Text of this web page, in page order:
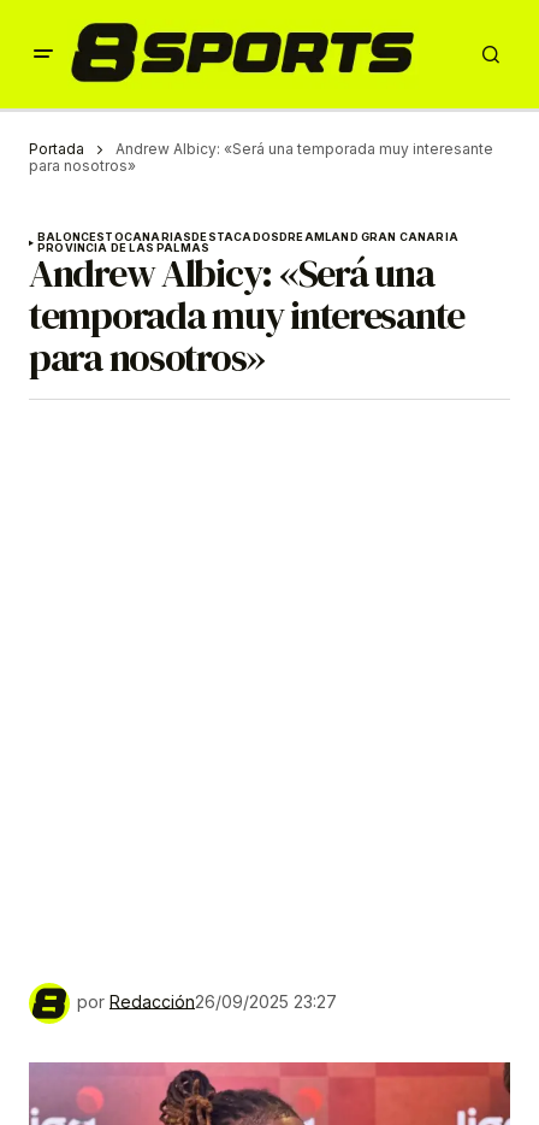
Portada
Andrew Albicy: «Será una temporada muy interesante
para nosotros»
BALONCESTOCANARIASDESTACADOSDREAMLAND GRAN CANARIA
PROVINCIA DE LAS PALMAS
Andrew Albicy: «Será una
temporada muy interesante
para nosotros»
por Redacción26/09/2025 23:27